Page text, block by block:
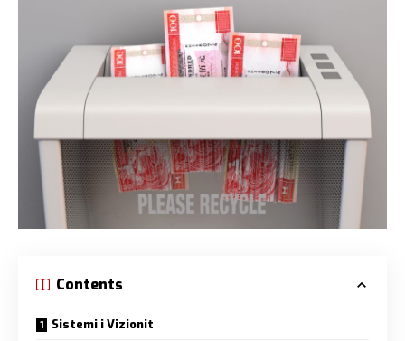
Contents
Sistemi i Vizionit